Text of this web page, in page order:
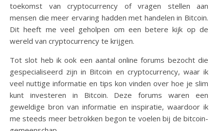
toekomst van cryptocurrency of vragen stellen aan
mensen die meer ervaring hadden met handelen in Bitcoin.
Dit heeft me veel geholpen om een betere kijk op de
wereld van cryptocurrency te krijgen.
Tot slot heb ik ook een aantal online forums bezocht die
gespecialiseerd zijn in Bitcoin en cryptocurrency, waar ik
veel nuttige informatie en tips kon vinden over hoe je slim
kunt investeren in Bitcoin. Deze forums waren een
geweldige bron van informatie en inspiratie, waardoor ik
me steeds meer betrokken begon te voelen bij de bitcoin-